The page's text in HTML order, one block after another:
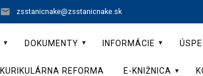
zsstanicnake@zsstanicnake.sk
DOKUMENTY INFORMÁCIE
KURIKULÁRNA REFORMA E-KNIŽNICA